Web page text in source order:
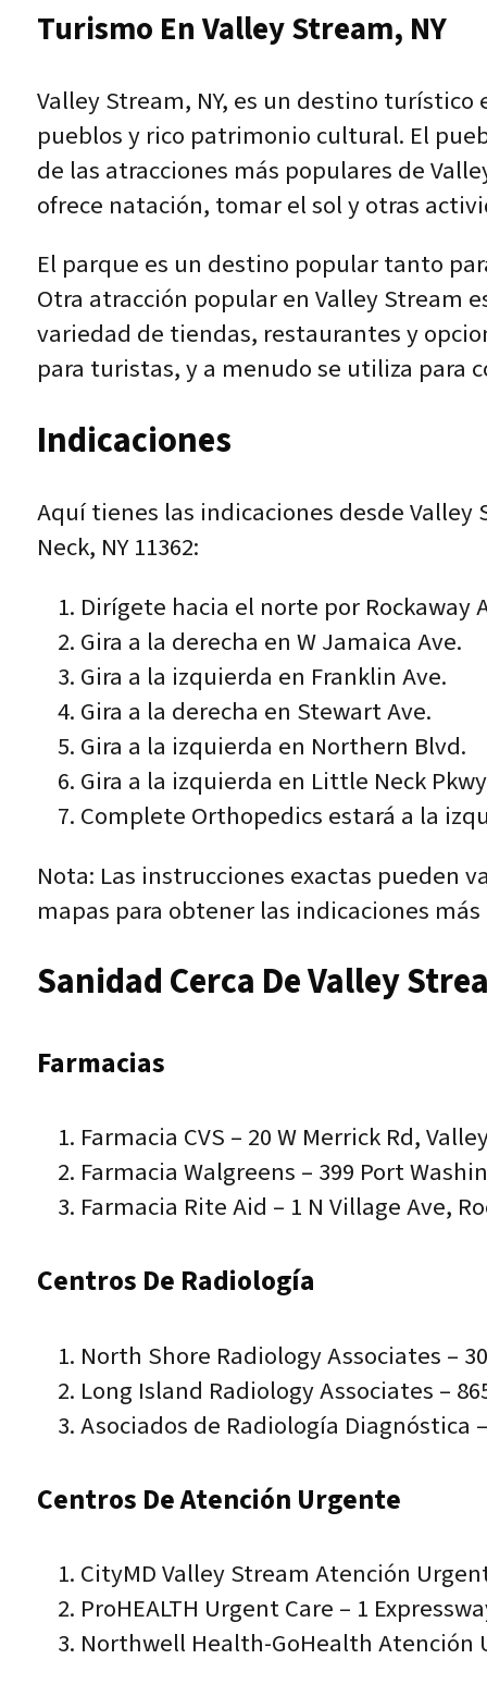
Turismo En Valley Stream, NY
Valley Stream, NY, es un destino
pueblos y rico patrimonio cultural. El
de las atracciones más populares de
ofrece natación, tomar el sol y otras
El parque es un destino popular tanto
Otra atracción popular en Valley Stream
variedad de tiendas, restaurantes y
para turistas, y a menudo se utiliza para
Indicaciones
Aquí tienes las indicaciones desde
Neck, NY 11362:
Dirígete hacia el norte por Rockaway
Gira a la derecha en W Jamaica Ave.
Gira a la izquierda en Franklin Ave.
Gira a la derecha en Stewart Ave.
Gira a la izquierda en Northern Blvd.
Gira a la izquierda en Little Neck
Complete Orthopedics estará a la
Nota: Las instrucciones exactas pueden
mapas para obtener las indicaciones más
Sanidad Cerca De Valley
Farmacias
Farmacia CVS – 20 W Merrick Rd,
Farmacia Walgreens – 399 Port
Farmacia Rite Aid – 1 N Village Ave,
Centros De Radiología
North Shore Radiology Associates –
Long Island Radiology Associates –
Asociados de Radiología Diagnóstica
Centros De Atención Urgente
CityMD Valley Stream Atención
ProHEALTH Urgent Care – 1
Northwell Health-GoHealth Atención